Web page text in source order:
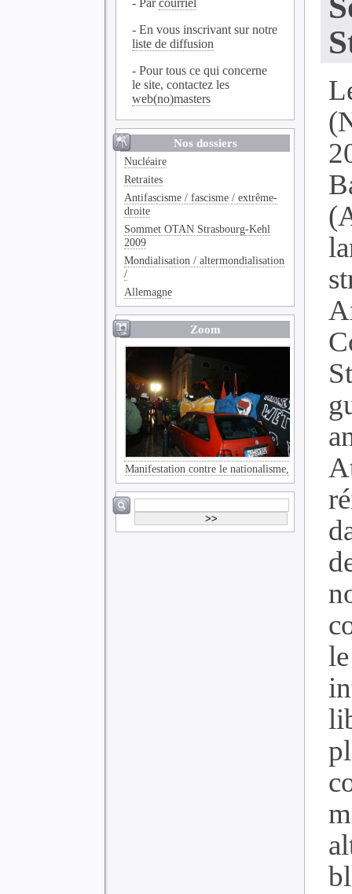
- Parcourriel
- En vous inscrivant sur notre
liste de diffusion
- Pour tous ce qui concerne
le site, contactez les
web(no)masters
Nos dossiers
Nucléaire
Retraites
Antifascisme / fascisme / extrême-
droite
Sommet OTAN Strasbourg-Kehl
2009
Mondialisation / altermondialisation
/
Allemagne
Zoom
Manifestation contre le nationalisme,